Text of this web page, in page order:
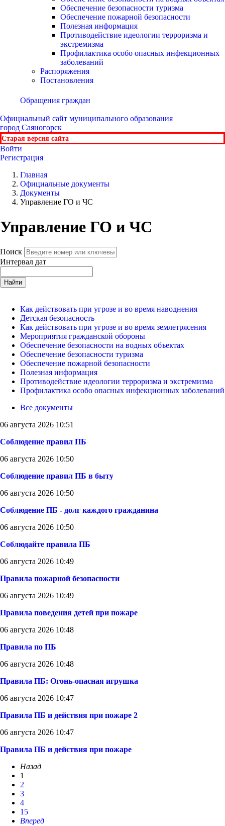
Обеспечение безопасности туризма
Обеспечение пожарной безопасности
Полезная информация
Противодействие идеологии терроризма и
экстремизма
Профилактика особо опасных инфекционных
заболеваний
Распоряжения
Постановления
Обращения граждан
Официальный сайт муниципального образования
город Саяногорск
Старая версия сайта
Войти
Регистрация
Главная
Официальные документы
Документы
Управление ГО и ЧС
Управление ГО и ЧС
Поиск
Интервал дат
Найти
Как действовать при угрозе и во время наводнения
Детская безопасность
Как действовать при угрозе и во время землетрясения
Мероприятия гражданской обороны
Обеспечение безопасности на водных объектах
Обеспечение безопасности туризма
Обеспечение пожарной безопасности
Полезная информация
Противодействие идеологии терроризма и экстремизма
Профилактика особо опасных инфекционных заболеваний
Все документы
06 августа 2026 10:51
Соблюдение правил ПБ
06 августа 2026 10:50
Соблюдение правил ПБ в быту
06 августа 2026 10:50
Соблюдение ПБ - долг каждого гражданина
06 августа 2026 10:50
Соблюдайте правила ПБ
06 августа 2026 10:49
Правила пожарной безопасности
06 августа 2026 10:49
Правила поведения детей при пожаре
06 августа 2026 10:48
Правила по ПБ
06 августа 2026 10:48
Правила ПБ: Огонь-опасная игрушка
06 августа 2026 10:47
Правила ПБ и действия при пожаре 2
06 августа 2026 10:47
Правила ПБ и действия при пожаре
Назад
1
2
3
4
15
Вперед